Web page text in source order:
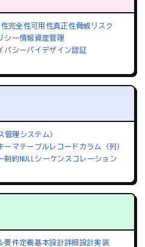
性完全性可用性真正性脅威 リスク
シー情報資産管理
バシーバイデザイン認証
管理システム）
ーマテーブルレコード カラム（列）
制約NULL シーケンス コレーション
要件定義基本設計詳細設計実装